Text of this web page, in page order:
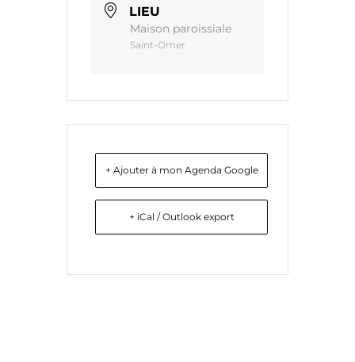
LIEU
Maison paroissiale
Saint-Omer
+ Ajouter à mon Agenda Google
+ iCal / Outlook export